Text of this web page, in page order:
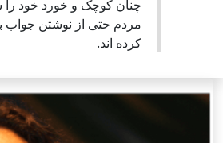
چنان کوچک و خورد خود را
مردم حتی از نوشتن جواب
کرده اند.